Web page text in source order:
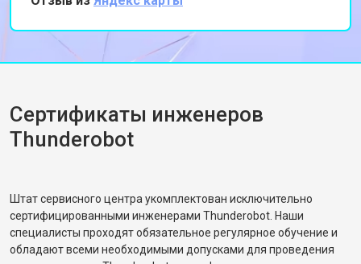
Спасибо за профессиональный подход и
быструю работу!
Сертификаты инженеров
Thunderobot
Штат сервисного центра укомплектован исключительно
сертифицированными инженерами Thunderobot. Наши
специалисты проходят обязательное регулярное обучение и
обладают всеми необходимыми допусками для проведения